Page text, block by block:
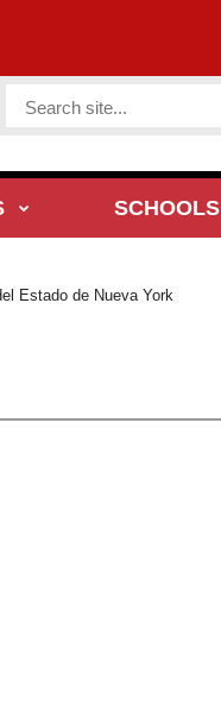
Website Site
SCHOOLS
Estado de Nueva York